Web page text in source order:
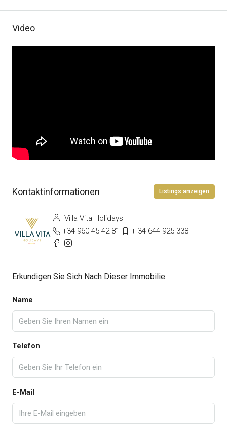
Video
Kontaktinformationen Listings anzeigen
Villa Vita Holidays
+34 960 45 42 81
+ 34 644 925 338
Erkundigen Sie Sich Nach Dieser Immobilie
Name
Telefon
E-Mail